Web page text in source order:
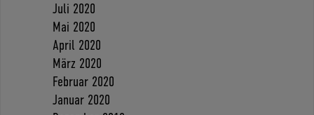
Juli 2020
Mai 2020
April 2020
März 2020
Februar 2020
Januar 2020